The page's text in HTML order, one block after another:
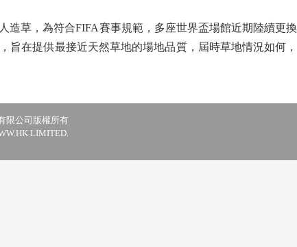
草，為符合FIFA賽事規範，多座世界盃場館近期陸續更換
在提供最接近天然草地的場地品質，屆時草地情況如何，
限公司版權所有
LIMITED.